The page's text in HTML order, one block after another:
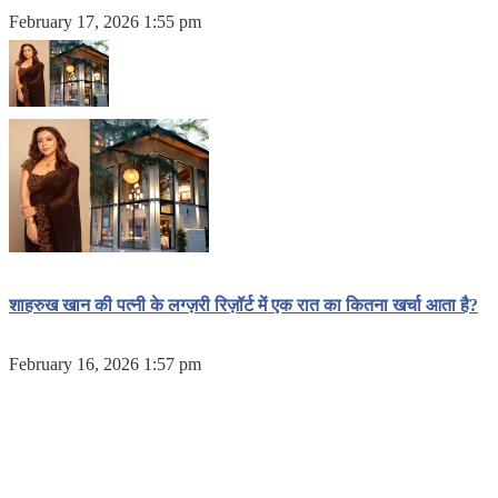
February 17, 2026 1:55 pm
शाहरुख खान की पत्नी के लग्ज़री रिज़ॉर्ट में एक रात का कितना खर्चा आता है?
February 16, 2026 1:57 pm